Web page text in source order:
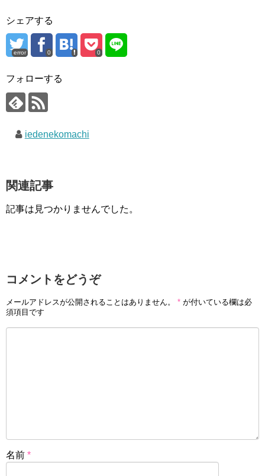
シェアする
error 0 0
フォローする
iedenekomachi
関連記事
記事は見つかりませんでした。
コメントをどうぞ
メールアドレスが公開されることはありません。 * が付いている欄は必
須項目です
名前 *